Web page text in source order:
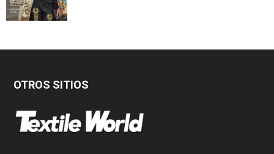
OTROS SITIOS